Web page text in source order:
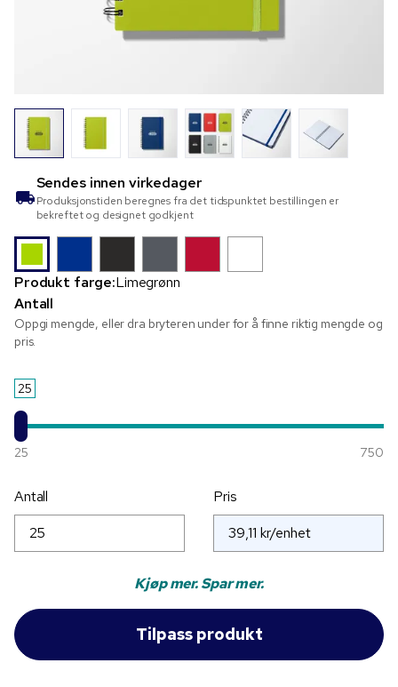
Sendes innen virkedager
Produksjonstiden beregnes fra det tidspunktet bestillingen er
bekreftet og designet godkjent
Produkt farge:Limegrønn
Antall
Oppgi mengde, eller dra bryteren under for å finne riktig mengde og
pris.
25
25 750
Antall Pris
Kjøp mer. Spar mer.